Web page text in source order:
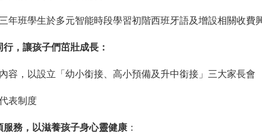
年班學生於多元智能時段學習初階西班牙語及增設相關收費
行，讓孩子們茁壯成長：
容，以設立「幼小銜接、高小預備及升中銜接」三大家長會
表制度
服務，以滋養孩子身心靈健康 ：